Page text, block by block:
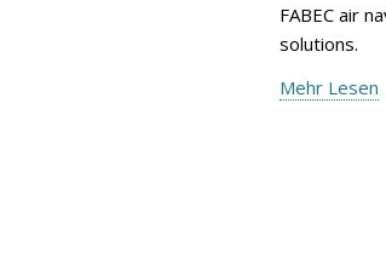
FABEC air
solutions.
Mehr Lesen